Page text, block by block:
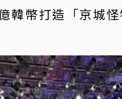
韓幣打造「京城